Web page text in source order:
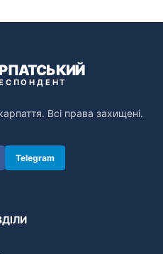
Всі права захищені.
Telegram